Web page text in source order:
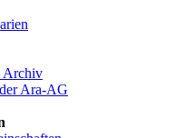
Archiv
Ara-AG